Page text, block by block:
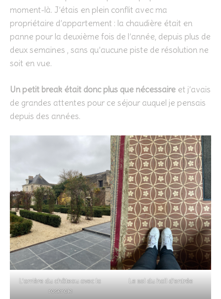
moment-là. J’étais en plein conflit avec ma
propriétaire d’appartement : la chaudière était en
panne pour la deuxième fois de l’année, depuis plus de
deux semaines , sans qu’aucune piste de résolution ne
soit en vue.
Un petit break était donc plus que nécessaire et j’avais
de grandes attentes pour ce séjour auquel je pensais
depuis des années.
L’arrière du château avec la
roseraie
Le sol du hall d’entrée